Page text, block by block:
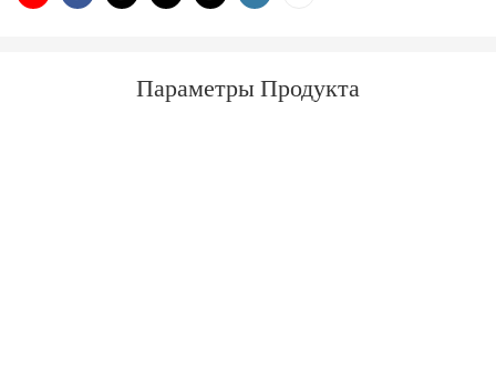
Параметры Продукта